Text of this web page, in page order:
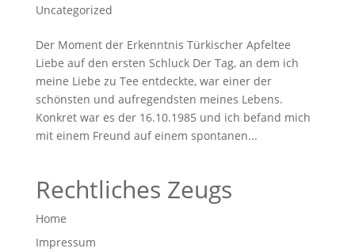
Uncategorized
Der Moment der Erkenntnis Türkischer Apfeltee
Liebe auf den ersten Schluck Der Tag, an dem ich
meine Liebe zu Tee entdeckte, war einer der
schönsten und aufregendsten meines Lebens.
Konkret war es der 16.10.1985 und ich befand mich
mit einem Freund auf einem spontanen...
Rechtliches Zeugs
Home
Impressum